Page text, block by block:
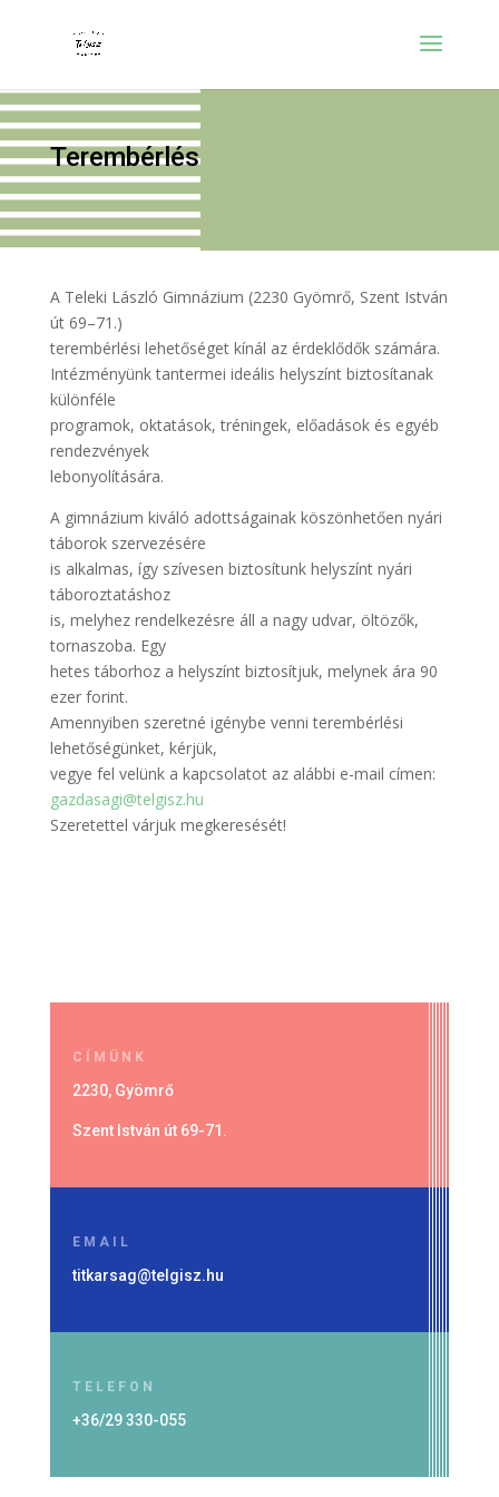
Terembérlés
A Teleki László Gimnázium (2230 Gyömrő, Szent István
út 69–71.)
terembérlési lehetőséget kínál az érdeklődők számára.
Intézményünk tantermei ideális helyszínt biztosítanak
különféle
programok, oktatások, tréningek, előadások és egyéb
rendezvények
lebonyolítására.
A gimnázium kiváló adottságainak köszönhetően nyári
táborok szervezésére
is alkalmas, így szívesen biztosítunk helyszínt nyári
táboroztatáshoz
is, melyhez rendelkezésre áll a nagy udvar, öltözők,
tornaszoba. Egy
hetes táborhoz a helyszínt biztosítjuk, melynek ára 90
ezer forint.
Amennyiben szeretné igénybe venni terembérlési
lehetőségünket, kérjük,
vegye fel velünk a kapcsolatot az alábbi e-mail címen:
gazdasagi@telgisz.hu
Szeretettel várjuk megkeresését!
CÍMÜNK
2230, Gyömrő
Szent István út 69-71.
EMAIL
titkarsag@telgisz.hu
TELEFON
+36/29 330-055